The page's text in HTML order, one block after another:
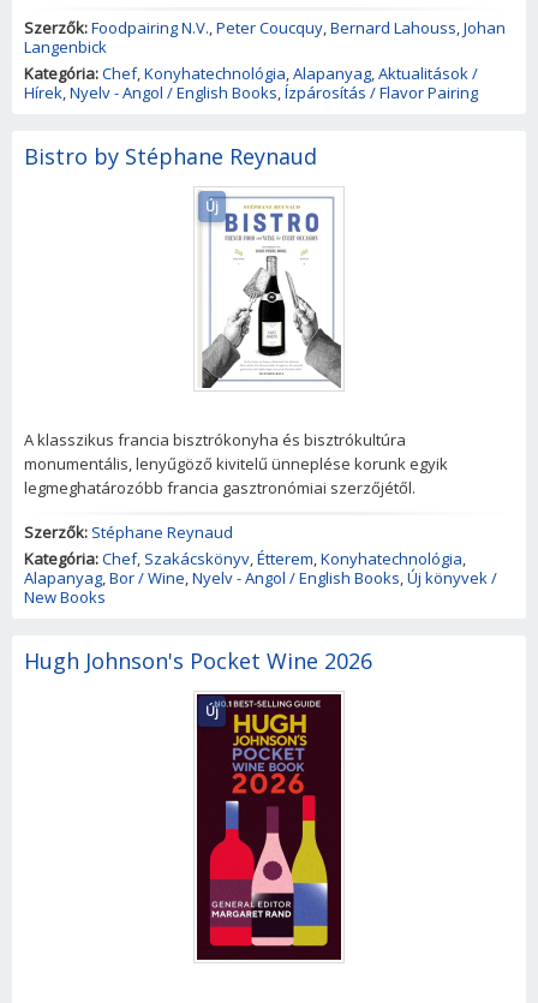
Szerzők:Foodpairing N.V.,Peter Coucquy,Bernard Lahouss,Johan
Langenbick
Kategória:Chef,Konyhatechnológia,Alapanyag,Aktualitások /
Hírek,Nyelv - Angol / English Books,Ízpárosítás / Flavor Pairing
Bistro by Stéphane Reynaud
Új
A klasszikus francia bisztrókonyha és bisztrókultúra
monumentális, lenyűgöző kivitelű ünneplése korunk egyik
legmeghatározóbb francia gasztronómiai szerzőjétől.
Szerzők: Stéphane Reynaud
Kategória:Chef, Szakácskönyv,Étterem,Konyhatechnológia,
Alapanyag,Bor / Wine,Nyelv - Angol / English Books,Új könyvek /
New Books
Hugh Johnson's Pocket Wine 2026
Új